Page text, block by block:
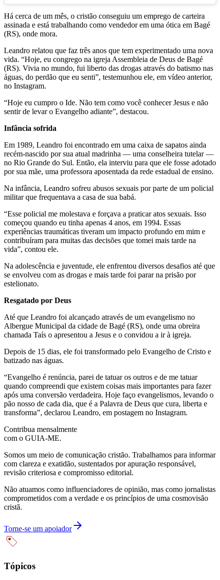
Há cerca de um mês, o cristão conseguiu um emprego de carteira
assinada e está trabalhando como vendedor em uma ótica em Bagé
(RS), onde mora.
Leandro relatou que faz três anos que tem experimentado uma nova
vida. “Hoje, eu congrego na igreja Assembleia de Deus de Bagé
(RS). Vivia no mundo, fui liberto das drogas através do batismo nas
águas, do perdão que eu senti”, testemunhou ele, em vídeo anterior,
no Instagram.
“Hoje eu cumpro o Ide. Não tem como você conhecer Jesus e não
sentir de levar o Evangelho adiante”, destacou.
Infância sofrida
Em 1989, Leandro foi encontrado em uma caixa de sapatos ainda
recém-nascido por sua atual madrinha — uma conselheira tutelar —
no Rio Grande do Sul. Então, ela interviu para que ele fosse adotado
por sua mãe, uma professora aposentada da rede estadual de ensino.
Na infância, Leandro sofreu abusos sexuais por parte de um policial
militar que frequentava a casa de sua babá.
“Esse policial me molestava e forçava a praticar atos sexuais. Isso
começou quando eu tinha apenas 4 anos, em 1994. Essas
experiências traumáticas tiveram um impacto profundo em mim e
contribuíram para muitas das decisões que tomei mais tarde na
vida”, contou ele.
Na adolescência e juventude, ele enfrentou diversos desafios até que
se envolveu com as drogas e mais tarde foi parar na prisão por
estelionato.
Resgatado por Deus
Até que Leandro foi alcançado através de um evangelismo no
Albergue Municipal da cidade de Bagé (RS), onde uma obreira
chamada Taís o apresentou a Jesus e o convidou a ir à igreja.
Depois de 15 dias, ele foi transformado pelo Evangelho de Cristo e
batizado nas águas.
“Evangelho é renúncia, parei de tatuar os outros e de me tatuar
quando compreendi que existem coisas mais importantes para fazer
após uma conversão verdadeira. Hoje faço evangelismos, levando o
pão nosso de cada dia, que é a Palavra de Deus que cura, liberta e
transforma”, declarou Leandro, em postagem no Instagram.
Contribua mensalmente
com o GUIA-ME.
Somos um meio de comunicação cristão. Trabalhamos para informar
com clareza e exatidão, sustentados por apuração responsável,
revisão criteriosa e compromisso editorial.
Não atuamos como influenciadores de opinião, mas como jornalistas
comprometidos com a verdade e os princípios de uma cosmovisão
cristã.
Torne-se um apoiador
Tópicos